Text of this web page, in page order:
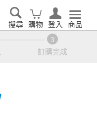
搜尋 購物 登入 商品
訂購完成